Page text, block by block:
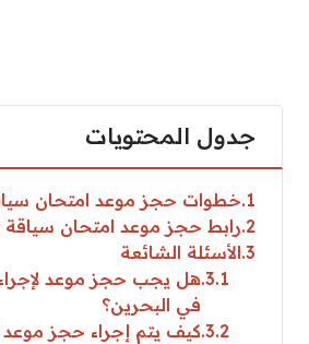
جدول المحتويات
1 خطوات حجز موعد امتحان
2 رابط حجز موعد امتحان سياقة
3 الأسئلة الشائعة
3.1 هل يجب حجز موعد لإجراء
في البحرين؟
3.2 كيف يتم إجراء حجز موعد